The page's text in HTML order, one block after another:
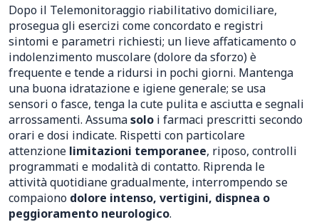
Dopo il Telemonitoraggio riabilitativo domiciliare,
prosegua gli esercizi come concordato e registri
sintomi e parametri richiesti; un lieve affaticamento o
indolenzimento muscolare (dolore da sforzo) è
frequente e tende a ridursi in pochi giorni. Mantenga
una buona idratazione e igiene generale; se usa
sensori o fasce, tenga la cute pulita e asciutta e segnali
arrossamenti. Assumasolo i farmaci prescritti secondo
orari e dosi indicate. Rispetti con particolare
attenzione limitazioni temporanee, riposo, controlli
programmati e modalità di contatto. Riprenda le
attività quotidiane gradualmente, interrompendo se
compaiono dolore intenso, vertigini, dispnea o
peggioramento neurologico.